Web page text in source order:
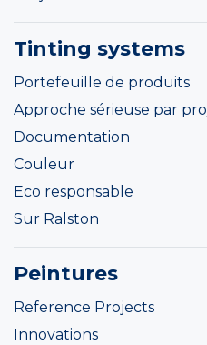
Tinting systems
Portefeuille de produits
Approche sérieuse par
Documentation
Couleur
Eco responsable
Sur Ralston
Peintures
Reference Projects
Innovations